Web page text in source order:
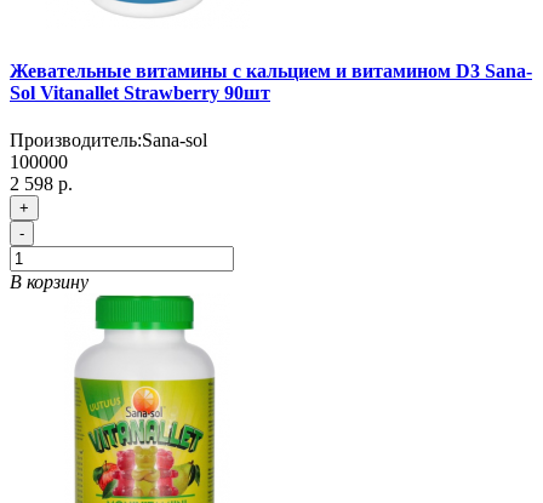
Жевательные витамины с кальцием и витамином D3 Sana-
Sol Vitanallet Strawberry 90шт
Производитель:Sana-sol
100000
2 598 р.
+
-
В корзину